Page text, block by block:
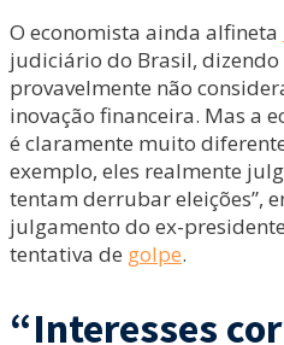
O economista ainda alfineta
judiciário do Brasil, dizendo
provavelmente não
inovação financeira. Mas a
é claramente muito
exemplo, eles realmente
tentam derrubar eleições”,
julgamento do ex-presidente
tentativa de golpe.
“Interesses